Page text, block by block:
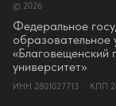
Ректор
Оценка качества
СМИ о нас
Истории успеха
Партнёры
Документы
Контакты
© 2026
Федеральное
«Благовещенский
университет»
ИНН 2801027713 · КПП